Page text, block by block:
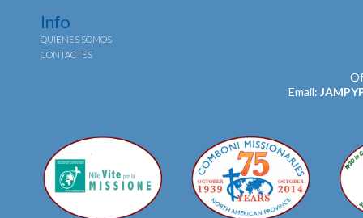
Info
QUIENES SOMOS
CONTACTES
Email: